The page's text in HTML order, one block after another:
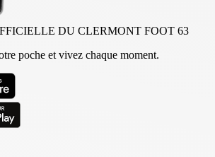
DU CLERMONT FOOT 63
poche et vivez chaque moment.